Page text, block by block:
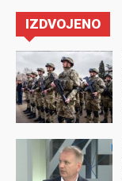
IZDVOJENO